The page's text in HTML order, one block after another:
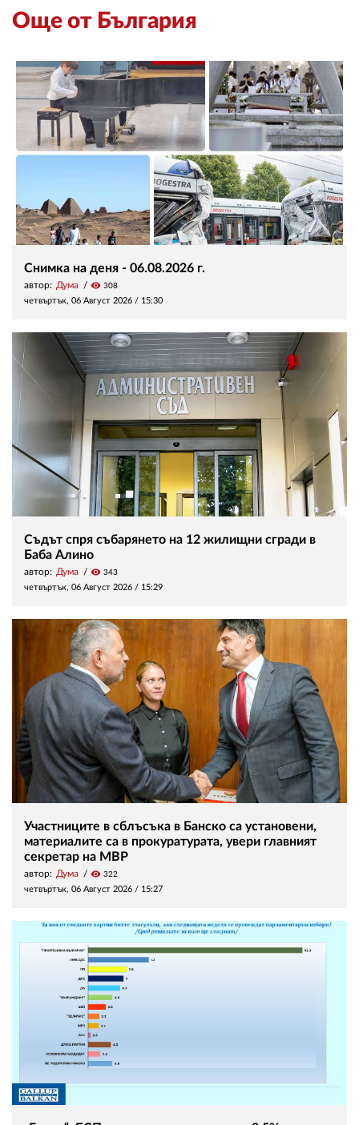
Още от България
Снимка на деня - 06.08.2026 г.
автор: Дума visibility 308
четвъртък, 06 Август 2026 / 15:30
Съдът спря събарянето на 12 жилищни сгради в
Баба Алино
автор: Дума visibility 343
четвъртък, 06 Август 2026 / 15:29
Участниците в сблъсъка в Банско са установени,
материалите са в прокуратурата, увери главният
секретар на МВР
автор: Дума visibility 322
четвъртък, 06 Август 2026 / 15:27